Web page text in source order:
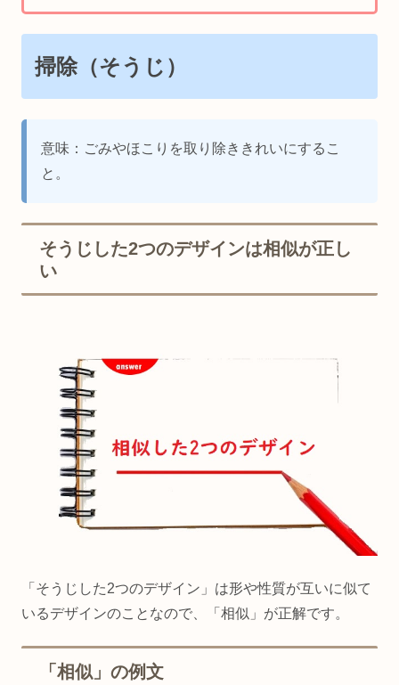
掃除（そうじ）
意味：ごみやほこりを取り除ききれいにするこ
と。
そうじした2つのデザインは相似が正し
い
「そうじした2つのデザイン」は形や性質が互いに似て
いるデザインのことなので、「相似」が正解です。
「相似」の例文